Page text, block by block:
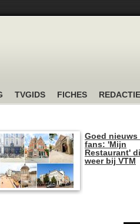
TVGIDS FICHES REDACTIE
Goed nieuws
fans: 'Mijn
Restaurant'
weer bij VTM